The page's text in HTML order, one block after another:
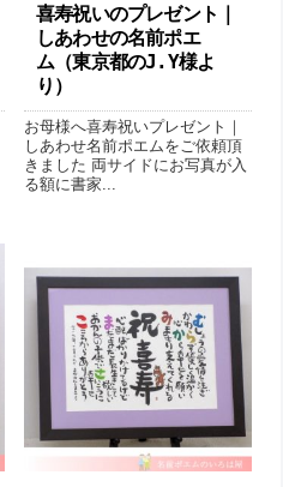
喜寿祝いのプレゼント｜
しあわせの名前ポエ
ム （東京都のJ.Y様よ
り ）
お母様へ喜寿祝いプレゼント｜
しあわせ名前ポエムをご依頼頂
きました 両サイドにお写真が入
る額に書家...